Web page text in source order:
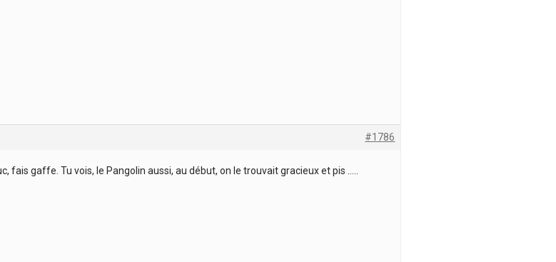
#1786
fais gaffe. Tu vois, le Pangolin aussi, au début, on le trouvait gracieux et pis …..